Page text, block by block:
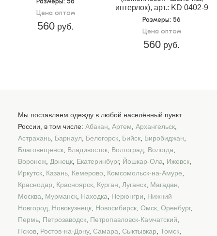
Цена оптом
560 руб.
интерлок), арт.: KD 0402-9
Размеры: 56
Цена оптом
560 руб.
Мы поставляем одежду в любой населённый пункт
России, в том числе: Абакан, Артем, Архангельск,
Астрахань, Барнаул, Белогорск, Бийск, Биробиджан,
Благовещенск, Владивосток, Волгоград, Вологда,
Воронеж, Донецк, Екатеринбург, Йошкар-Ола, Ижевск,
Иркутск, Казань, Кемерово, Комсомольск-на-Амуре,
Краснодар, Красноярск, Курган, Луганск, Магадан,
Москва, Мурманск, Находка, Нерюнгри, Нижний
Новгород, Новокузнецк, Новосибирск, Омск, Оренбург,
Пермь, Петрозаводск, Петропавловск-Камчатский,
Псков, Ростов-на-Дону, Самара, Сыктывкар, Томск,